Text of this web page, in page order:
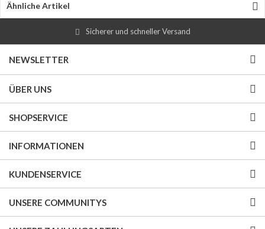
Ähnliche Artikel
Sicherer und schneller Versand
NEWSLETTER
ÜBER UNS
SHOPSERVICE
INFORMATIONEN
KUNDENSERVICE
UNSERE COMMUNITYS